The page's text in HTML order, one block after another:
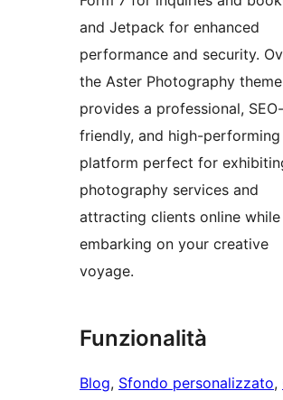
and Jetpack for enhanced
performance and security.
the Aster Photography theme
provides a professional, SEO-
friendly, and high-performing
platform perfect for
photography services and
attracting clients online while
embarking on your creative
voyage.
Funzionalità
Blog, Sfondo personalizzato,